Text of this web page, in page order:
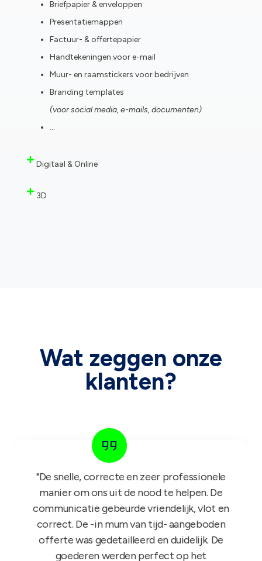
Briefpapier & enveloppen
Presentatiemappen
Factuur- & offertepapier
Handtekeningen voor e-mail
Muur- en raamstickers voor bedrijven
Branding templates
(voor social media, e-mails, documenten)
…
Digitaal & Online
3D
Wat zeggen onze
klanten?
"Het GIFT FOR KIDS project is een succes in
de roos! Onze reps zijn er nu sinds maandag
mee aan de slag en niets dan lovende
feedback dus nogmaals bedankt!"